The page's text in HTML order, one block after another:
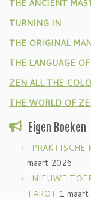
THE ANCIENT
TURNING IN
THE ORIGINAL
THE LANGUAGE
ZEN ALL THE
THE WORLD OF
Eigen Boeken
maart 2026
NIEUWE
TAROT 1